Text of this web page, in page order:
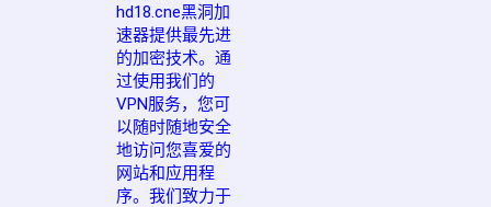
hd18.cne黑洞加
速器提供最先进
的加密技术。通
过使用我们的
VPN服务，您可
以随时随地安全
地访问您喜爱的
网站和应用程
序。我们致力于